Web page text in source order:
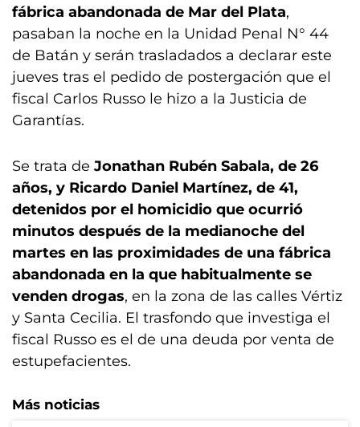
fábrica abandonada de Mar del Plata,
pasaban la noche en la Unidad Penal N° 44
de Batán y serán trasladados a declarar este
jueves tras el pedido de postergación que el
fiscal Carlos Russo le hizo a la Justicia de
Garantías.
Se trata de Jonathan Rubén Sabala, de 26
años, y Ricardo Daniel Martínez, de 41,
detenidos por el homicidio que ocurrió
minutos después de la medianoche del
martes en las proximidades de una fábrica
abandonada en la que habitualmente se
venden drogas, en la zona de las calles Vértiz
y Santa Cecilia. El trasfondo que investiga el
fiscal Russo es el de una deuda por venta de
estupefacientes.
Más noticias